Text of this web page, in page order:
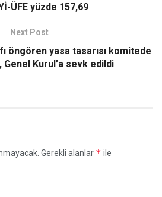
ÜFE yüzde 157,69
Next Post
öngören yasa tasarısı komitede
Genel Kurul’a sevk edildi
Gerekli alanlar * ile